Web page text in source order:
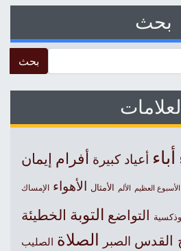
بحث
أعياد كبيرة أفرام إيمان
العظيم الألم الأمثال الأهواء الإمساك
التواضع التوبة الخطيئة
الصبر الصلاة الصليب